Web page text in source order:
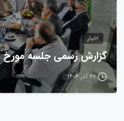
اخبار
گزارش رسمی جلسه مورخ ۱۷ مهرماه ۱۴۰۴
۲۷ آذر ۱۴۰۴